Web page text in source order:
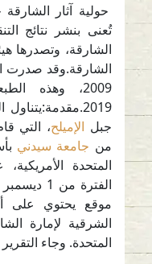
حولية آثار الشارقة
تُعنى بنشر نتائج
الشارقة، وتصدرها
الشارقة.وقد صدرت
2009، وهذه
2019.مقدمة:يتناول
جبل الإميلح، التي
منجامعة سيدني
المتحدة
موقع يحتوي على
الشرقية لإمارة
المتحدة. وجاء التقرير